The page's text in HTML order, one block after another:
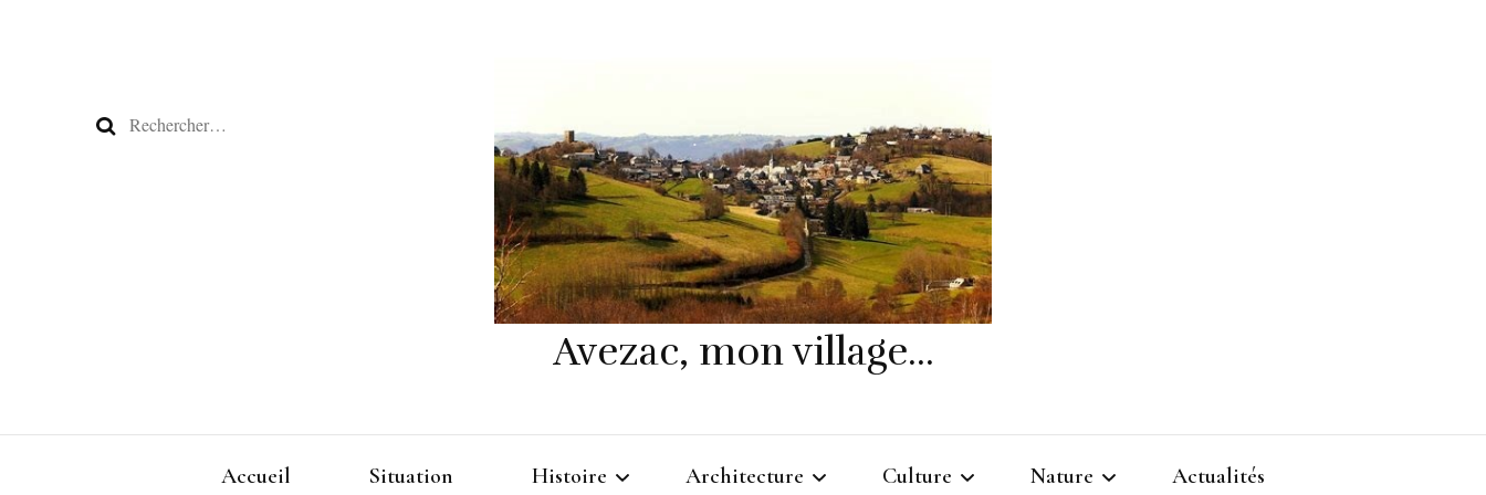
Rechercher :
Avezac, mon village…
Accueil Situation Histoire Architecture Culture Nature
Actualités